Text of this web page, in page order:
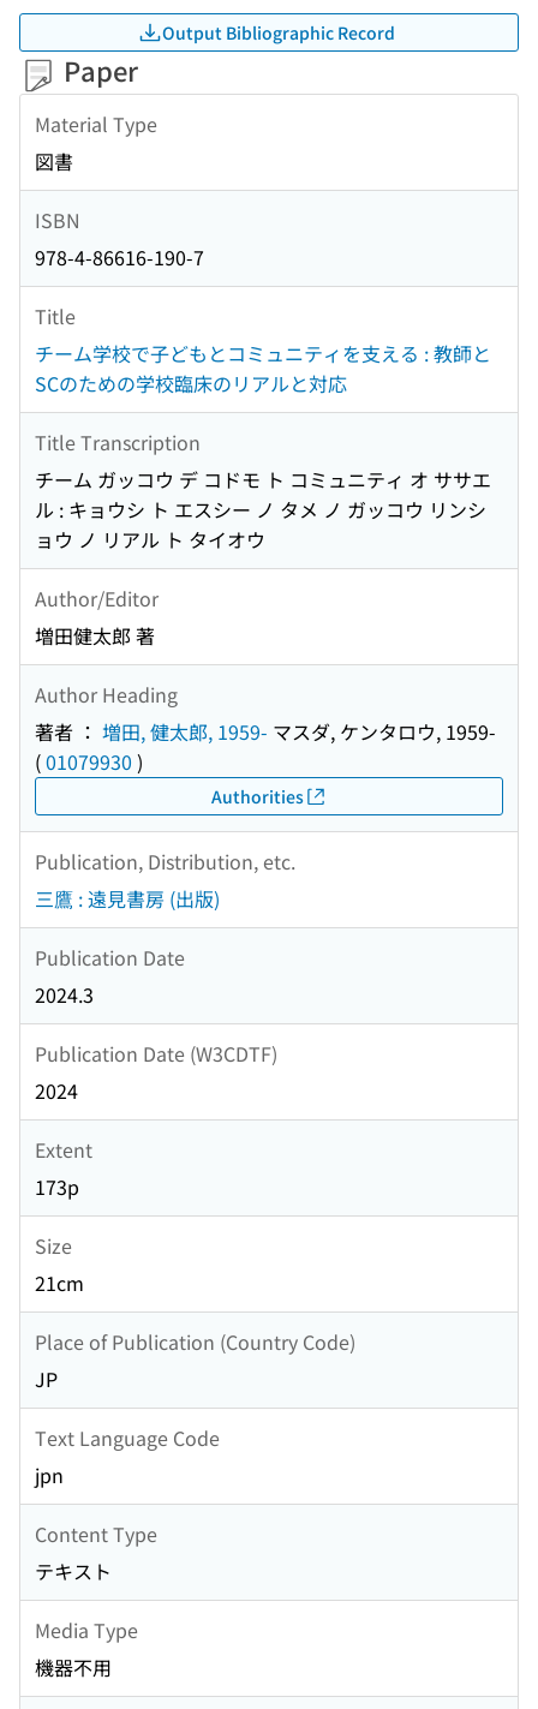
Output Bibliographic Record
Paper
Material Type
図書
ISBN
978-4-86616-190-7
Title
チーム学校で子どもとコミュニティを支える : 教師と
SCのための学校臨床のリアルと対応
Title Transcription
チーム ガッコウ デ コドモ ト コミュニティ オ ササエ
ル : キョウシ ト エスシー ノ タメ ノ ガッコウ リンシ
ョウ ノ リアル ト タイオウ
Author/Editor
増田健太郎 著
Author Heading
著者 ： 増田, 健太郎, 1959- マスダ, ケンタロウ, 1959-
(01079930 )
Authorities
Publication, Distribution, etc.
三鷹 : 遠見書房 (出版)
Publication Date
2024.3
Publication Date (W3CDTF)
2024
Extent
173p
Size
21cm
Place of Publication (Country Code)
JP
Text Language Code
jpn
Content Type
テキスト
Media Type
機器不用